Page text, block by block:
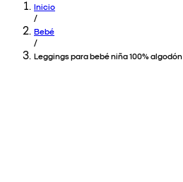
Inicio
/
Bebé
/
Leggings para bebé niña 100% algodón